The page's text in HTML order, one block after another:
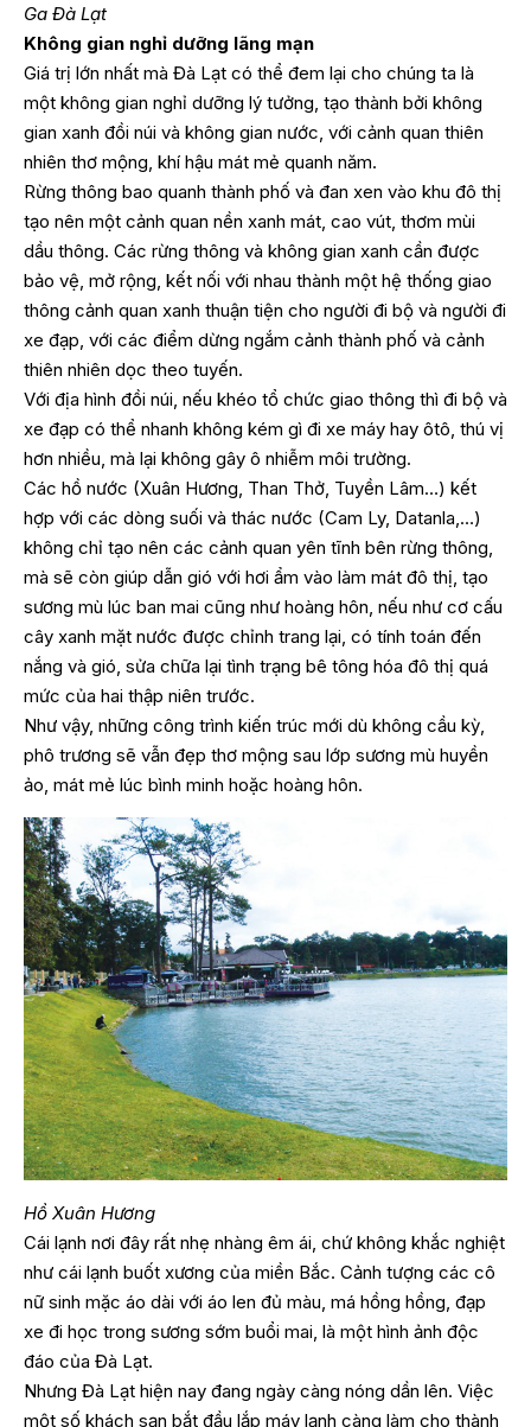
Ga Đà Lạt
Không gian nghỉ dưỡng lãng mạn
Giá trị lớn nhất mà Đà Lạt có thể đem lại cho chúng ta là
một không gian nghỉ dưỡng lý tưởng, tạo thành bởi không
gian xanh đồi núi và không gian nước, với cảnh quan thiên
nhiên thơ mộng, khí hậu mát mẻ quanh năm.
Rừng thông bao quanh thành phố và đan xen vào khu đô thị
tạo nên một cảnh quan nền xanh mát, cao vút, thơm mùi
dầu thông. Các rừng thông và không gian xanh cần được
bảo vệ, mở rộng, kết nối với nhau thành một hệ thống giao
thông cảnh quan xanh thuận tiện cho người đi bộ và người đi
xe đạp, với các điểm dừng ngắm cảnh thành phố và cảnh
thiên nhiên dọc theo tuyến.
Với địa hình đồi núi, nếu khéo tổ chức giao thông thì đi bộ và
xe đạp có thể nhanh không kém gì đi xe máy hay ôtô, thú vị
hơn nhiều, mà lại không gây ô nhiễm môi trường.
Các hồ nước (Xuân Hương, Than Thở, Tuyền Lâm…) kết
hợp với các dòng suối và thác nước (Cam Ly, Datanla,…)
không chỉ tạo nên các cảnh quan yên tĩnh bên rừng thông,
mà sẽ còn giúp dẫn gió với hơi ẩm vào làm mát đô thị, tạo
sương mù lúc ban mai cũng như hoàng hôn, nếu như cơ cấu
cây xanh mặt nước được chỉnh trang lại, có tính toán đến
nắng và gió, sửa chữa lại tình trạng bê tông hóa đô thị quá
mức của hai thập niên trước.
Như vậy, những công trình kiến trúc mới dù không cầu kỳ,
phô trương sẽ vẫn đẹp thơ mộng sau lớp sương mù huyền
ảo, mát mẻ lúc bình minh hoặc hoàng hôn.
Hồ Xuân Hương
Cái lạnh nơi đây rất nhẹ nhàng êm ái, chứ không khắc nghiệt
như cái lạnh buốt xương của miền Bắc. Cảnh tượng các cô
nữ sinh mặc áo dài với áo len đủ màu, má hồng hồng, đạp
xe đi học trong sương sớm buổi mai, là một hình ảnh độc
đáo của Đà Lạt.
Nhưng Đà Lạt hiện nay đang ngày càng nóng dần lên. Việc
một số khách sạn bắt đầu lắp máy lạnh càng làm cho thành